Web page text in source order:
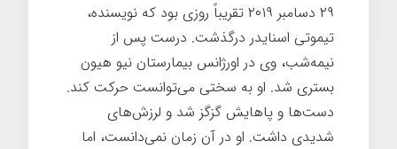
۲۹ دسامبر ۲۰۱۹ تقریباً روزی بود که نویسنده،
تیموتی اسنایدر درگذشت. درست پس از
نیمه‌شب، وی در اورژانس بیمارستان نیو هیون
بستری شد. او به سختی می‌توانست حرکت کند.
دست‌ها و پاهایش گزگز شد و لرزش‌های
شدیدی داشت. او در آن زمان نمی‌دانست، اما